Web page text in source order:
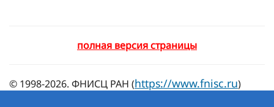
полная версия страницы
© 1998-2026. ФНИСЦ РАН (https://www.fnisc.ru)